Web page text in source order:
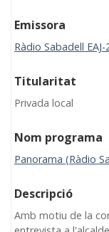
Emissora
Ràdio Sabadell EAJ-
Titularitat
Privada local
Nom programa
Panorama (Ràdio
Descripció
Amb motiu de la